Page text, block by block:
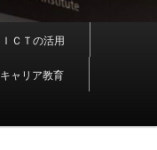
ＩＣＴの活用
キャリア教育